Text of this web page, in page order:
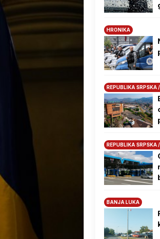
HRONIKA
REPUBLIKA SRPSKA
REPUBLIKA SRPSKA
BANJA LUKA